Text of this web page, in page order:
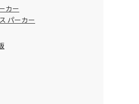
カー
パーカー